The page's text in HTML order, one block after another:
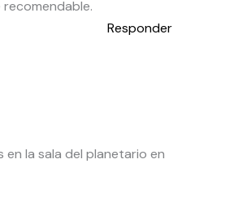
Responder
la sala del planetario en